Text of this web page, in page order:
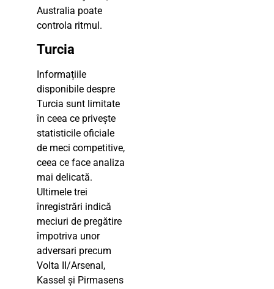
Australia poate
controla ritmul.
Turcia
Informațiile
disponibile despre
Turcia sunt limitate
în ceea ce privește
statisticile oficiale
de meci competitive,
ceea ce face analiza
mai delicată.
Ultimele trei
înregistrări indică
meciuri de pregătire
împotriva unor
adversari precum
Volta II/Arsenal,
Kassel și Pirmasens